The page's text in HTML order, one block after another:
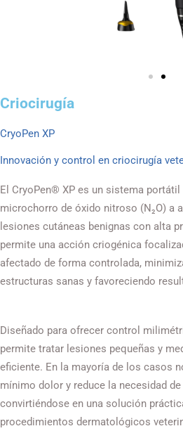
Criocirugía
CryoPen XP
Innovación y control en criocirugía
El CryoPen® XP es un sistema
microchorro de óxido nitroso (N₂O) a
lesiones cutáneas benignas con alta
permite una acción criogénica
afectado de forma controlada,
estructuras sanas y favoreciendo
Diseñado para ofrecer control
permite tratar lesiones pequeñas y
eficiente. En la mayoría de los casos
mínimo dolor y reduce la necesidad
convirtiéndose en una solución
procedimientos dermatológicos